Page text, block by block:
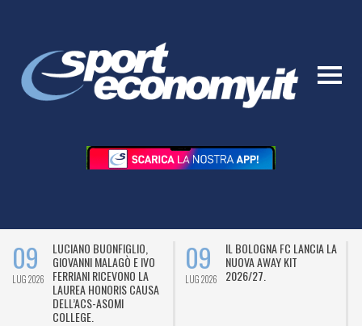
09
LUG 2026
LUCIANO BUONFIGLIO,
GIOVANNI MALAGÒ E IVO
FERRIANI RICEVONO LA
LAUREA HONORIS CAUSA
DELL’ACS-ASOMI
COLLEGE.
09
LUG 2026
IL BOLOGNA FC LANCIA LA
NUOVA AWAY KIT
2026/27.